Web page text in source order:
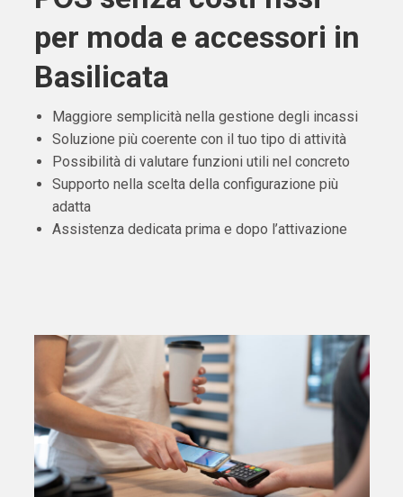
per moda e accessori in
Basilicata
Maggiore semplicità nella gestione degli incassi
Soluzione più coerente con il tuo tipo di attività
Possibilità di valutare funzioni utili nel concreto
Supporto nella scelta della configurazione più
adatta
Assistenza dedicata prima e dopo l’attivazione